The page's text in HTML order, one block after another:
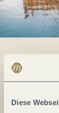
DieseMosel